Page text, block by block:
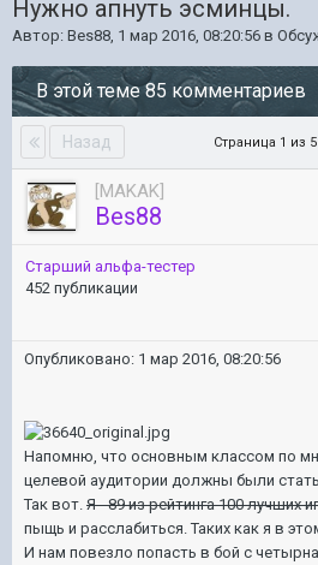
Нужно апнуть эсминцы.
Автор: Bes88, 1 мар 2016, 08:20:56 в
В этой теме 85 комментариев
Назад Страница 1 из 5
[MAKAK]
Bes88
Старший альфа-тестер
452 публикации
Опубликовано: 1 мар 2016, 08:20:56
Напомню, что основным классом по
целевой аудитории должны были стать
Так вот. Я - 89 из рейтинга 100 лучших
пыщь и расслабиться. Таких как я в
И нам повезло попасть в бой с